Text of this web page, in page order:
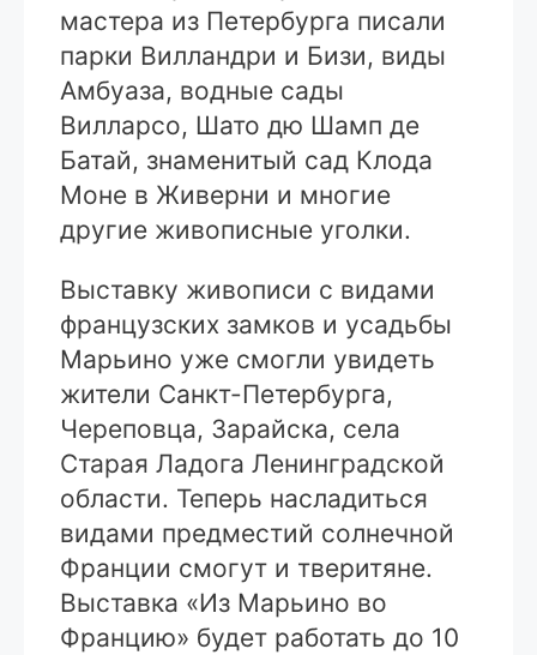
мастера из Петербурга писали
парки Вилландри и Бизи, виды
Амбуаза, водные сады
Вилларсо, Шато дю Шамп де
Батай, знаменитый сад Клода
Моне в Живерни и многие
другие живописные уголки.
Выставку живописи с видами
французских замков и усадьбы
Марьино уже смогли увидеть
жители Санкт-Петербурга,
Череповца, Зарайска, села
Старая Ладога Ленинградской
области. Теперь насладиться
видами предместий солнечной
Франции смогут и тверитяне.
Выставка «Из Марьино во
Францию» будет работать до 10